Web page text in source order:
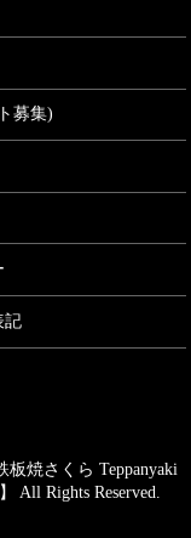
募集)
記
焼さくら Teppanyaki
All Rights Reserved.